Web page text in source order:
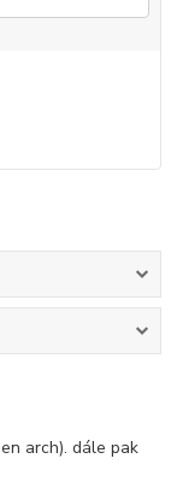
arch). dále pak